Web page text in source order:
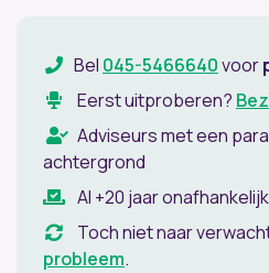
Bel 045-5466640voor
Eerst uitproberen?
Adviseurs met een
achtergrond
Al +20 jaar
Toch niet naar
probleem.